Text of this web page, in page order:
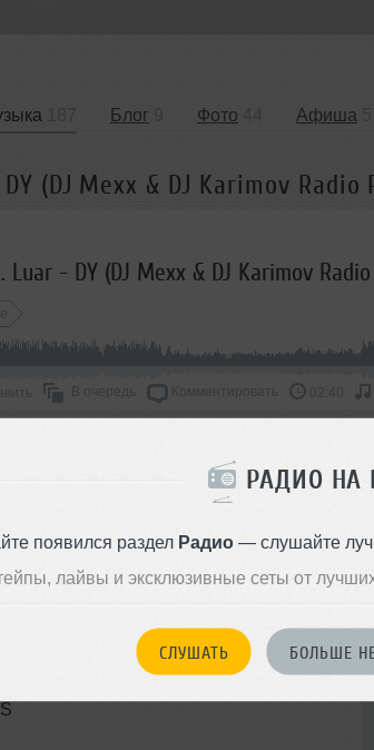
РАДИО НА
появился раздел Радио— слушайте
лайвы и эксклюзивные сеты от
СЛУШАТЬ БОЛЬШЕ
Блог Фото Афиша
(DJ Mexx & DJ Karimov Radio
- DY (DJ Mexx & DJ Karimov
В очередь Комментировать 02:40
ПОДДЕРЖАТЬ АРТИСТА